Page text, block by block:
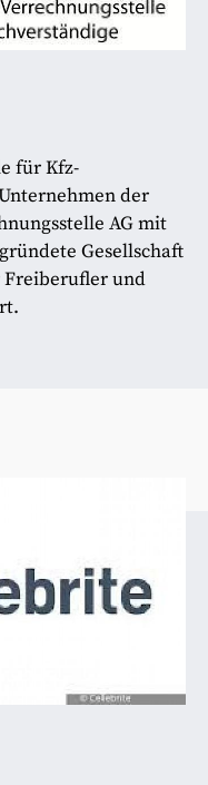
für Kfz-
der
AG mit
Gesellschaft
Freiberufler und